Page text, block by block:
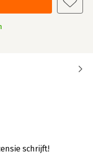
schrijft!